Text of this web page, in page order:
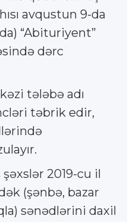
avqustun 9-da
“Abituriyent”
dərc
tələbə adı
təbrik edir,
şəxslər 2019-cu il
(şənbə, bazar
sənədlərini daxil